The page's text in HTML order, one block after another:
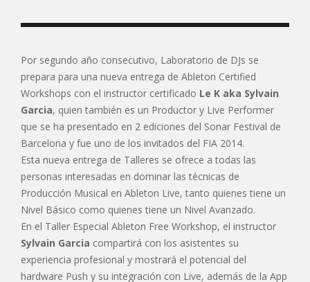
Por segundo año consecutivo, Laboratorio de DJs se
prepara para una nueva entrega de Ableton Certified
Workshops con el instructor certificado Le K aka Sylvain
Garcia, quien también es un Productor y Live Performer
que se ha presentado en 2 ediciones del Sonar Festival de
Barcelona y fue uno de los invitados del FIA 2014.
Esta nueva entrega de Talleres se ofrece a todas las
personas interesadas en dominar las técnicas de
Producción Musical en Ableton Live, tanto quienes tiene un
Nivel Básico como quienes tiene un Nivel Avanzado.
En el Taller Especial Ableton Free Workshop, el instructor
Sylvain Garcia compartirá con los asistentes su
experiencia profesional y mostrará el potencial del
hardware Push y su integración con Live, además de la App